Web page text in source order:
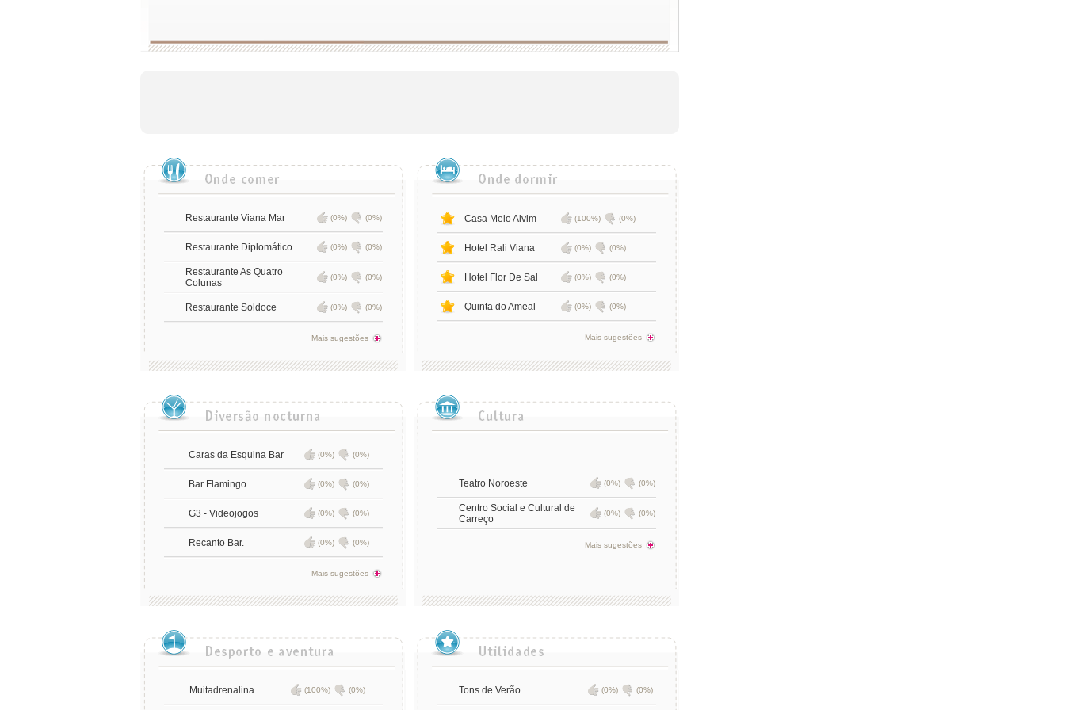
Restaurante Viana Mar (0%) (0%)
Restaurante Diplomático (0%) (0%)
Restaurante As Quatro
Colunas
(0%) (0%)
Restaurante Soldoce (0%) (0%)
Mais sugestões
Casa Melo Alvim (100%) (0%)
Hotel Rali Viana (0%) (0%)
Hotel Flor De Sal (0%) (0%)
Quinta do Ameal (0%) (0%)
Mais sugestões
Caras da Esquina Bar (0%) (0%)
Bar Flamingo (0%) (0%)
G3 - Videojogos (0%) (0%)
Recanto Bar. (0%) (0%)
Mais sugestões
Teatro Noroeste (0%) (0%)
Centro Social e Cultural de
Carreço
(0%) (0%)
Mais sugestões
Muitadrenalina (100%) (0%) Tons de Verão (0%) (0%)